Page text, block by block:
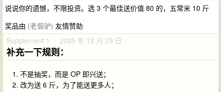
说说你的遗憾，不限投资。选 3 个最佳送价值 80 的，五常米 10 斤
奖品由 (老倔驴) 友情赞助
Supplement 1 · 2025 年 12 月 29 日
补充一下规则：
不是抽奖，而是 OP 即兴送；
改为送 6 斤，为了能送更多人；